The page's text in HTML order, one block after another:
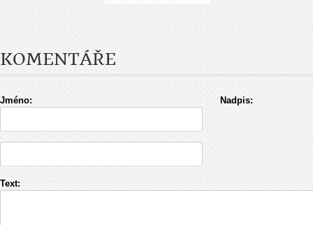
KOMENTÁŘE
Jméno: Nadpis:
Text: